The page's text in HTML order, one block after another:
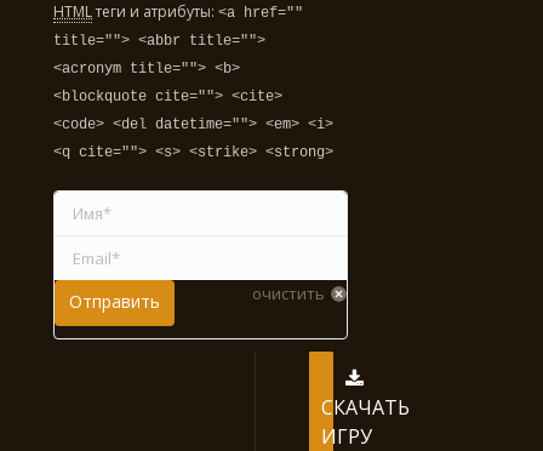
HTMLтеги и атрибуты: <a href=""
title=""> <abbr title="">
<acronym title=""> <b>
<blockquote cite=""> <cite>
<code> <del datetime=""> <em> <i>
<q cite=""> <s> <strike> <strong>
Имя *
Email *
очистить
Отправить
СКАЧАТЬ
ИГРУ